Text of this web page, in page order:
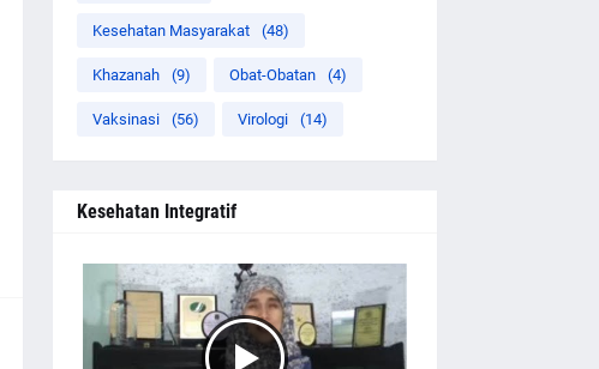
Kesehatan Masyarakat (48)
Khazanah (9) Obat-Obatan (4)
Vaksinasi (56) Virologi (14)
Kesehatan Integratif